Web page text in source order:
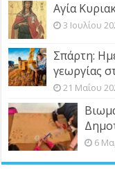
Αγία
3 Ιουλίου
Σπάρτη:
γεωργίας
21 Μαΐου
6